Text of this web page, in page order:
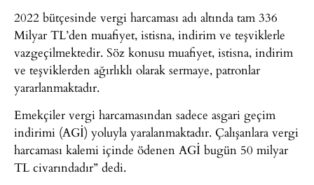
2022 bütçesinde vergi harcaması adı altında tam 336
Milyar TL’den muafiyet, istisna, indirim ve teşviklerle
vazgeçilmektedir. Söz konusu muafiyet, istisna, indirim
ve teşviklerden ağırlıklı olarak sermaye, patronlar
yararlanmaktadır.
Emekçiler vergi harcamasından sadece asgari geçim
indirimi (AGİ) yoluyla yaralanmaktadır. Çalışanlara vergi
harcaması kalemi içinde ödenen AGİ bugün 50 milyar
TL civarındadır” dedi.